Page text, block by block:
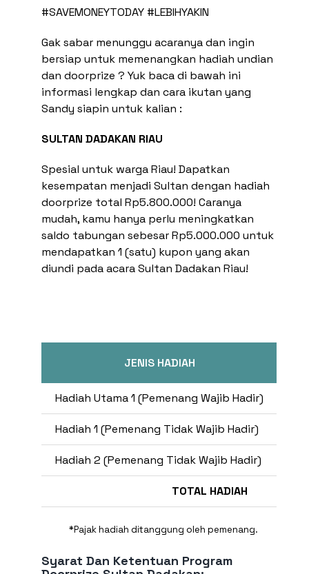
#SAVEMONEYTODAY #LEBIHYAKIN
Gak sabar menunggu acaranya dan ingin
bersiap untuk memenangkan hadiah undian
dan doorprize ? Yuk baca di bawah ini
informasi lengkap dan cara ikutan yang
Sandy siapin untuk kalian :
SULTAN DADAKAN RIAU
Spesial untuk warga Riau! Dapatkan
kesempatan menjadi Sultan dengan hadiah
doorprize total Rp5.800.000! Caranya
mudah, kamu hanya perlu meningkatkan
saldo tabungan sebesar Rp5.000.000 untuk
mendapatkan 1 (satu) kupon yang akan
diundi pada acara Sultan Dadakan Riau!
JENIS HADIAH
Hadiah Utama 1 (Pemenang Wajib Hadir)
Hadiah 1 (Pemenang Tidak Wajib Hadir)
Hadiah 2 (Pemenang Tidak Wajib Hadir)
TOTAL HADIAH
*Pajak hadiah ditanggung oleh pemenang.
Syarat Dan Ketentuan Program